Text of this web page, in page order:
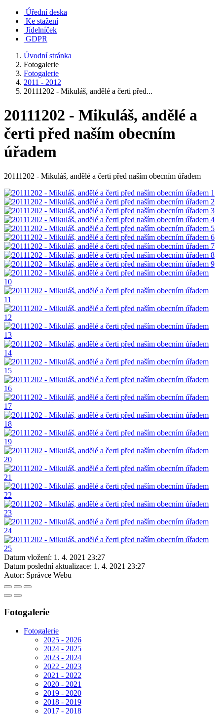
Úřední deska
Ke stažení
Jídelníček
GDPR
Úvodní stránka
Fotogalerie
Fotogalerie
2011 - 2012
20111202 - Mikuláš, andělé a čerti před...
20111202 - Mikuláš, andělé a
čerti před naším obecním
úřadem
20111202 - Mikuláš, andělé a čerti před naším obecním úřadem
Datum vložení: 1. 4. 2021 23:27
Datum poslední aktualizace: 1. 4. 2021 23:27
Autor: Správce Webu
Fotogalerie
Fotogalerie
2025 - 2026
2024 - 2025
2023 - 2024
2022 - 2023
2021 - 2022
2020 - 2021
2019 - 2020
2018 - 2019
2017 - 2018